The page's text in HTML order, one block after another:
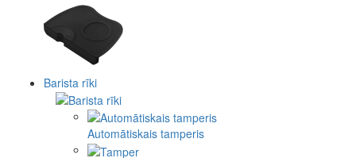
Barista rīki
Automātiskais tamperis